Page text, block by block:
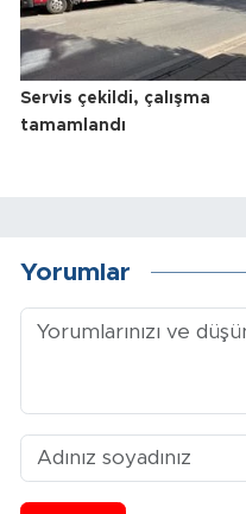
Servis çekildi, çalışma
tamamlandı
Yorumlar